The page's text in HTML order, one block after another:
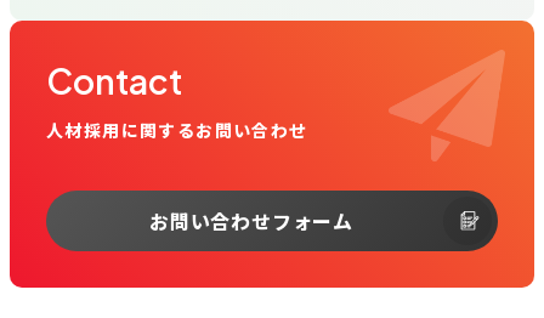
Contact
人材採用に関するお問い合わせ
お問い合わせフォーム